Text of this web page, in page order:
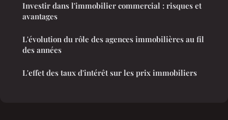
Investir dans l'immobilier commercial : risques et
avantages
L'évolution du rôle des agences immobilières au fil
des années
L'effet des taux d'intérêt sur les prix immobiliers